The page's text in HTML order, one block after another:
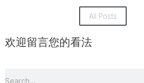
All Posts
欢迎留言您的看法